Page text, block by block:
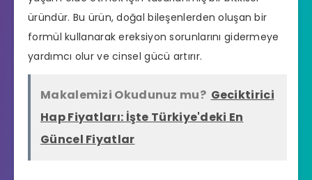
üründür. Bu ürün, doğal bileşenlerden oluşan bir
formül kullanarak ereksiyon sorunlarını gidermeye
yardımcı olur ve cinsel gücü artırır.
Makalemizi Okudunuz mu? Geciktirici
Hap Fiyatları: İşte Türkiye'deki En
Güncel Fiyatlar